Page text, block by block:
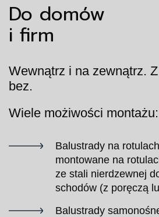
Do domów
i firm
Wewnątrz i na zewnątrz.
bez.
Wiele możiwości montażu:
Balustrady na
montowane na
ze stali nierdzewnej
schodów (z poręczą
Balustrady